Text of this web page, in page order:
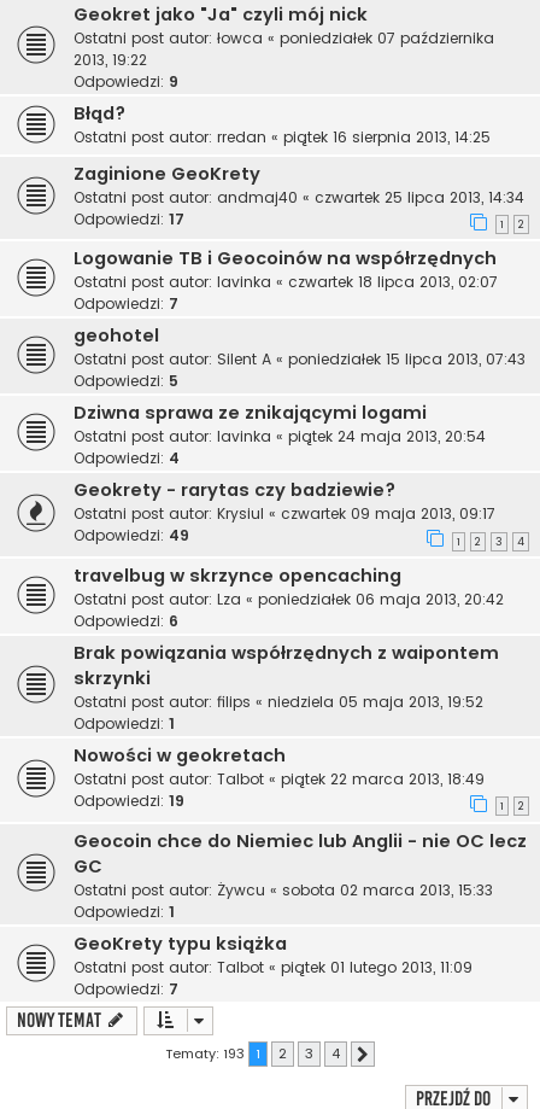
Geokret jako "Ja" czyli mój nick
Ostatni post autor: łowca « poniedziałek 07 października
2013, 19:22
Odpowiedzi: 9
Błąd?
Ostatni post autor: rredan « piątek 16 sierpnia 2013, 14:25
Zaginione GeoKrety
Ostatni post autor: andmaj40 « czwartek 25 lipca 2013, 14:34
Odpowiedzi: 17 1 2
Logowanie TB i Geocoinów na współrzędnych
Ostatni post autor: lavinka « czwartek 18 lipca 2013, 02:07
Odpowiedzi: 7
geohotel
Ostatni post autor: Silent A « poniedziałek 15 lipca 2013, 07:43
Odpowiedzi: 5
Dziwna sprawa ze znikającymi logami
Ostatni post autor: lavinka « piątek 24 maja 2013, 20:54
Odpowiedzi: 4
Geokrety - rarytas czy badziewie?
Ostatni post autor: Krysiul « czwartek 09 maja 2013, 09:17
Odpowiedzi: 49 1 2 3 4
travelbug w skrzynce opencaching
Ostatni post autor: Lza « poniedziałek 06 maja 2013, 20:42
Odpowiedzi: 6
Brak powiązania współrzędnych z waipontem
skrzynki
Ostatni post autor: filips « niedziela 05 maja 2013, 19:52
Odpowiedzi: 1
Nowości w geokretach
Ostatni post autor: Talbot « piątek 22 marca 2013, 18:49
Odpowiedzi: 19 1 2
Geocoin chce do Niemiec lub Anglii - nie OC lecz
GC
Ostatni post autor: Żywcu « sobota 02 marca 2013, 15:33
Odpowiedzi: 1
GeoKrety typu książka
Ostatni post autor: Talbot « piątek 01 lutego 2013, 11:09
Odpowiedzi: 7
NOWY TEMAT
Tematy: 193 1 2 3 4
Przejdź do